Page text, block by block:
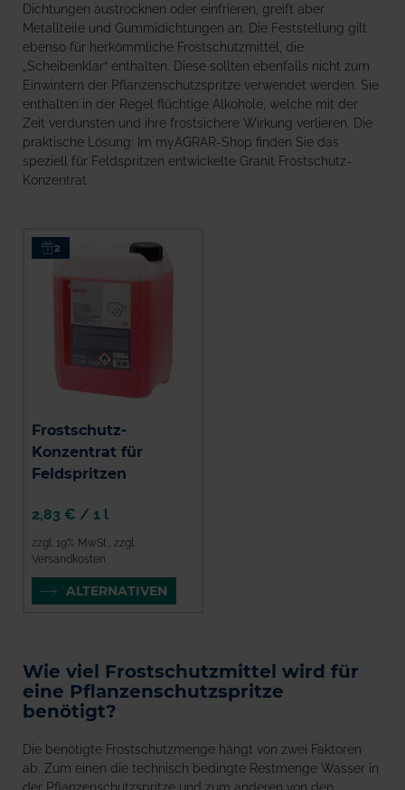
Dichtungen austrocknen oder einfrieren, greift aber
Metallteile und Gummidichtungen an. Die Feststellung gilt
ebenso für herkömmliche Frostschutzmittel, die
„Scheibenklar“ enthalten. Diese sollten ebenfalls nicht zum
Einwintern der Pflanzenschutzspritze verwendet werden. Sie
enthalten in der Regel flüchtige Alkohole, welche mit der
Zeit verdunsten und ihre frostsichere Wirkung verlieren. Die
praktische Lösung: Im myAGRAR-Shop finden Sie das
speziell für Feldspritzen entwickelte Granit Frostschutz-
Konzentrat.
2
Frostschutz-
Konzentrat für
Feldspritzen
zzgl. 19% MwSt., zzgl.
Versandkosten
2,83 € / 1 l
ALTERNATIVEN
Wie viel Frostschutzmittel wird für
eine Pflanzenschutzspritze
benötigt?
Die benötigte Frostschutzmenge hängt von zwei Faktoren
ab. Zum einen die technisch bedingte Restmenge Wasser in
der Pflanzenschutzspritze und zum anderen von den